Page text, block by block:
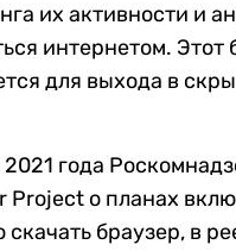
их активности и
интернетом. Этот
для выхода в
2021 года
Project о планах
браузер, в